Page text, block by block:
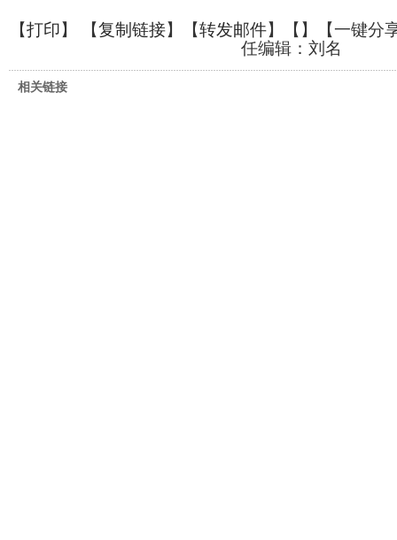
【打印】 【复制链接】【转发邮件】【 】
【一键分
任编辑：刘名
相关链接